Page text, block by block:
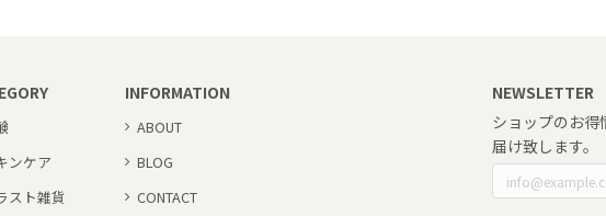
ンケア
スト雑貨
INFORMATION
ABOUT
BLOG
CONTACT
NEWSLETTER
ショップのお得
届け致します。